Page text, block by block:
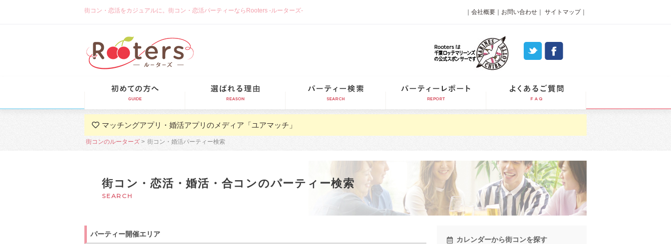
街コン・恋活をカジュアルに。街コン・恋活パーティーならRooters -ルーターズ- 会社概要 お問い合わせ サイトマップ｜
マッチングアプリ・婚活アプリのメディア「ユアマッチ」
街コンのルーターズ 街コン・婚活パーティー検索
街コン・恋活・婚活・合コンのパーティー検索
SEARCH
パーティー開催エリア
カレンダーから街コンを探す